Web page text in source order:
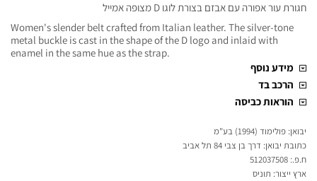
חגורת עור אפורה עם אבזם בצורת לוגו D מצופה אמייל
Women's slender belt crafted from Italian leather. The silver-tone
metal buckle is cast in the shape of the D logo and inlaid with
enamel in the same hue as the strap.
מידע נוסף
הרכב בד
הוראות כביסה
יבואן: פולימוד (1994) בע"מ
כתובת יבואן: דרך בן צבי 84 תל אביב
ח.פ.: 512037508
ארץ ייצור: תוניס